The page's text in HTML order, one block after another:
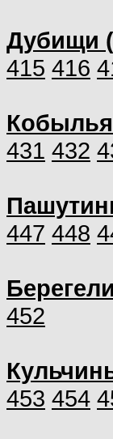
Дубищи
415 416
431 432
447 448
452
453 454